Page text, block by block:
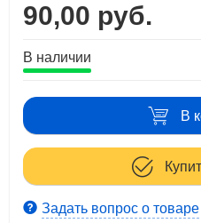
90,00 руб.
В наличии
В
Задать вопрос о товаре